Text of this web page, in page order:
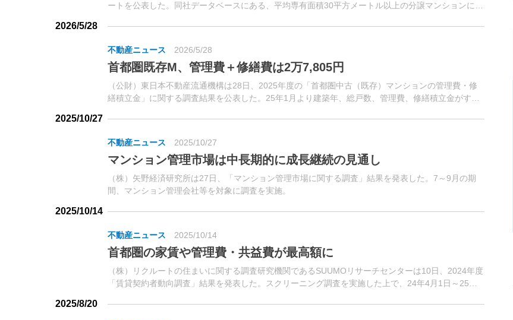
ートを公表した。同社データベースにある、平均専有面積30平方メートル以上の分譲マンションにつ
2026/5/28
不動産ニュース 2026/5/28
首都圏既存M、管理費＋修繕費は2万7,805円
（公財）東日本不動産流通機構は28日、2025年度の「首都圏中古（既存）マンションの管理費・修
繕積立金」に関する調査結果を公表した。25年1月より建築年、総戸数、管理費、修繕積立金がすべ
2025/10/27
不動産ニュース 2025/10/27
マンション管理市場は中長期的に成長継続の見通し
（株）矢野経済研究所は27日、「マンション管理市場に関する調査」結果を発表した。7～9月の期
間、マンション管理会社等を対象に調査を実施。
2025/10/14
不動産ニュース 2025/10/14
首都圏の家賃や管理費・共益費が最高額に
（株）リクルートの住まいに関する調査研究機関であるSUUMOリサーチセンターは10日、2024年度
「賃貸契約者動向調査」結果を発表した。スクリーニング調査を実施した上で、24年4月1日～25年3
2025/8/20